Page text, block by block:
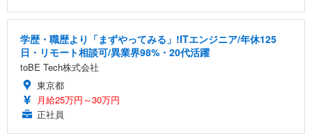
学歴・職歴より「まずやってみる」!ITエンジニア/年休125
日・リモート相談可/異業界98%・20代活躍
toBE Tech株式会社
東京都
月給25万円～30万円
正社員